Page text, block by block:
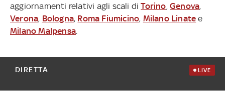
aggiornamenti relativi agli scali diTorino, Genova,
Verona, Bologna, Roma Fiumicino, Milano Linate e
Milano Malpensa.
DIRETTA LIVE